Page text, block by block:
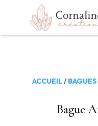
ACCUEIL/ BAGUES
Bague